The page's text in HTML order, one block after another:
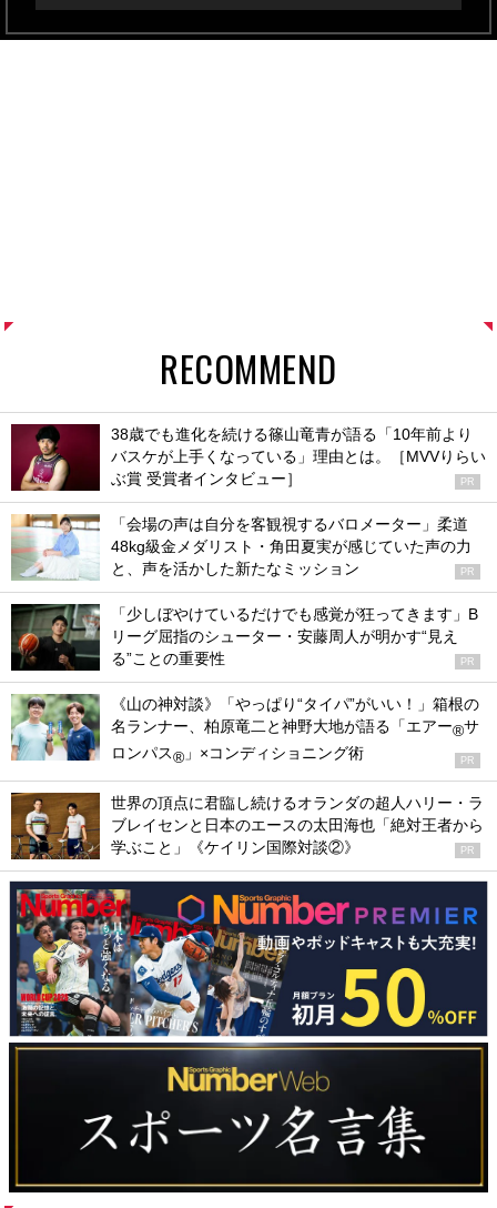
RECOMMEND
38歳でも進化を続ける篠山竜青が語る「10年前より
バスケが上手くなっている」理由とは。［MVVりらい
ぶ賞 受賞者インタビュー］
PR
「会場の声は自分を客観視するバロメーター」柔道
48kg級金メダリスト・角田夏実が感じていた声の力
と、声を活かした新たなミッション
PR
「少しぼやけているだけでも感覚が狂ってきます」B
リーグ屈指のシューター・安藤周人が明かす“見え
る”ことの重要性
PR
《山の神対談》「やっぱり“タイパ”がいい！」箱根の
名ランナー、柏原竜二と神野大地が語る「エアー®サ
ロンパス® 」×コンディショニング術 PR
世界の頂点に君臨し続けるオランダの超人ハリー・ラ
ブレイセンと日本のエースの太田海也「絶対王者から
学ぶこと」《ケイリン国際対談②》
PR